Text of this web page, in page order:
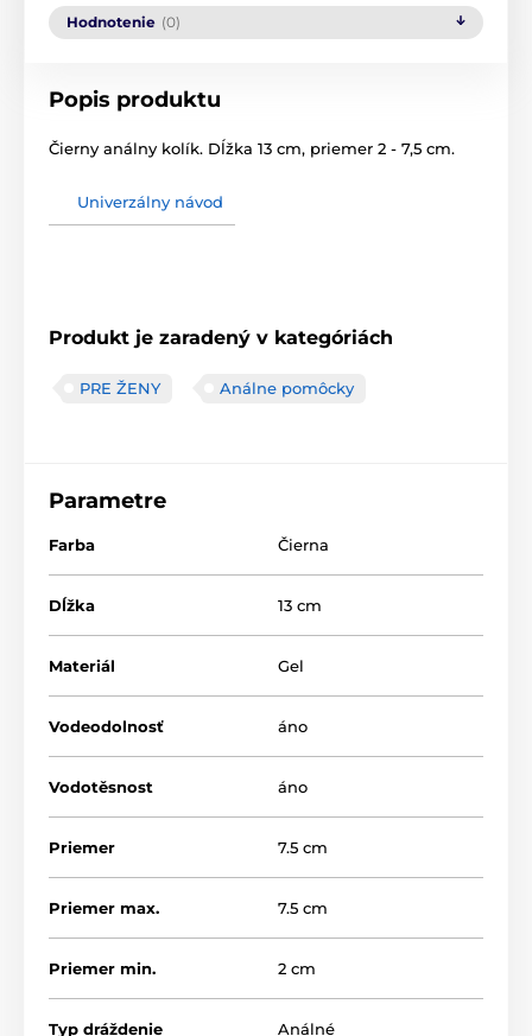
Hodnotenie (0)
Popis produktu
Čierny análny kolík. Dĺžka 13 cm, priemer 2 - 7,5 cm.
Univerzálny návod
Produkt je zaradený v kategóriách
PRE ŽENY Análne pomôcky
Parametre
Farba Čierna
Dĺžka 13 cm
Materiál Gel
Vodeodolnosť áno
Vodotěsnost áno
Priemer 7.5 cm
Priemer max. 7.5 cm
Priemer min. 2 cm
Typ dráždenie Análné